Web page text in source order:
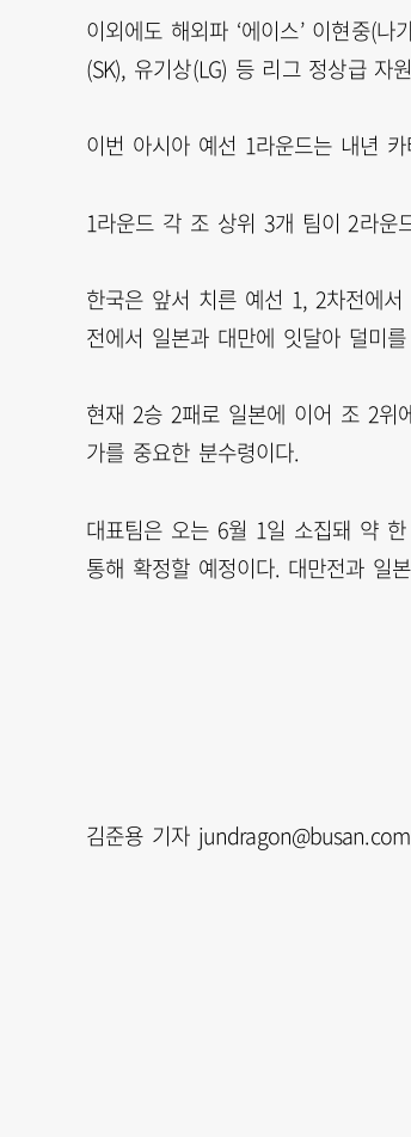
이외에도 해외파 ‘에이스’ 이현중(
(SK), 유기상(LG) 등 리그 정상급 자
이번 아시아 예선 1라운드는 내년
1라운드 각 조 상위 3개 팀이 2라운
한국은 앞서 치른 예선 1, 2차전에
전에서 일본과 대만에 잇달아 덜미
현재 2승 2패로 일본에 이어 조 2위
가를 중요한 분수령이다.
대표팀은 오는 6월 1일 소집돼 약
통해 확정할 예정이다. 대만전과 일
김준용 기자 jundragon@busan.com